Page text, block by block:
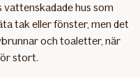
hus som
tak eller fönster, men det
och toaletter, när
stort.